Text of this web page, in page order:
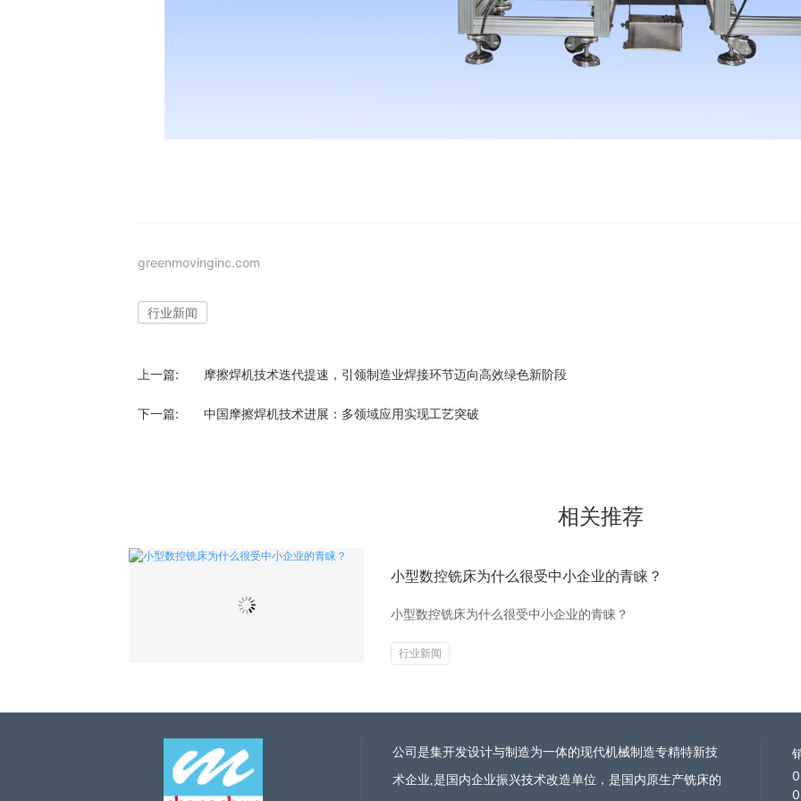
greenmovinginc.com
行业新闻
上一篇: ​摩擦焊机技术迭代提速，引领制造业焊接环节迈向高效绿色新阶段
下一篇: 中国摩擦焊机技术进展：多领域应用实现工艺突破
相关推荐
小型数控铣床为什么很受中小企业的青睐？
小型数控铣床为什么很受中小企业的青睐？
行业新闻
公司是集开发设计与制造为一体的现代机械制造专精特新技
术企业 ,是国内企业振兴技术改造单位，是国内原生产铣床的